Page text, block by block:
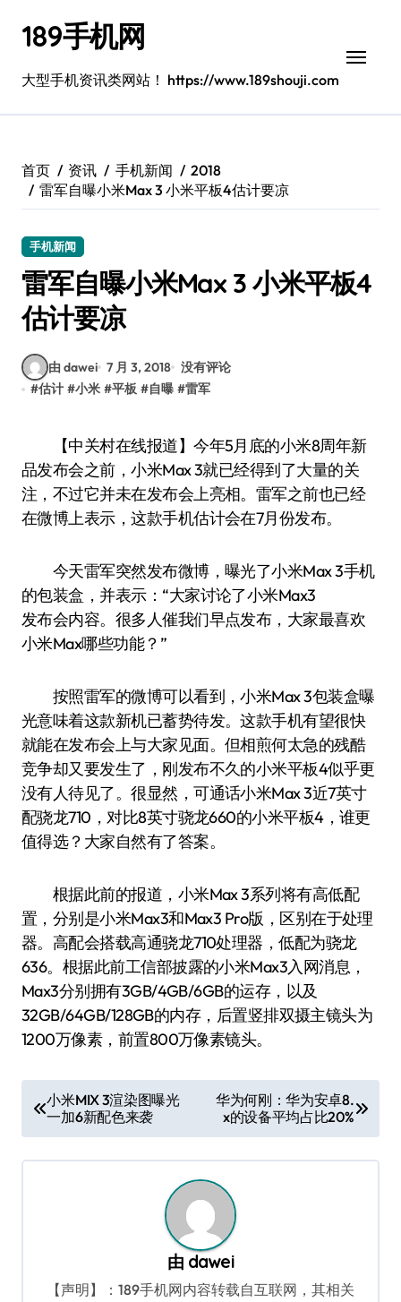
189手机网
大型手机资讯类网站！ https://www.189shouji.com
首页 资讯 手机新闻
2018
雷军自曝小米Max 3 小米平板4估计要凉
手机新闻
雷军自曝小米Max 3 小米平板4
估计要凉
由 dawei 7 月 3, 2018 没有评论
#估计 #小米 #平板 #自曝 #雷军
【中关村在线报道】今年5月底的小米8周年新
品发布会之前，小米Max 3就已经得到了大量的关
注，不过它并未在发布会上亮相。雷军之前也已经
在微博上表示，这款手机估计会在7月份发布。
今天雷军突然发布微博，曝光了小米Max 3手机
的包装盒，并表示：“大家讨论了小米Max3
发布会内容。很多人催我们早点发布，大家最喜欢
小米Max哪些功能？”
按照雷军的微博可以看到，小米Max 3包装盒曝
光意味着这款新机已蓄势待发。这款手机有望很快
就能在发布会上与大家见面。但相煎何太急的残酷
竞争却又要发生了，刚发布不久的小米平板4似乎更
没有人待见了。很显然，可通话小米Max 3近7英寸
配骁龙710，对比8英寸骁龙660的小米平板4，谁更
值得选？大家自然有了答案。
根据此前的报道，小米Max 3系列将有高低配
置，分别是小米Max3和Max3 Pro版，区别在于处理
器。高配会搭载高通骁龙710处理器，低配为骁龙
636。根据此前工信部披露的小米Max3入网消息，
Max3分别拥有3GB/4GB/6GB的运存，以及
32GB/64GB/128GB的内存，后置竖排双摄主镜头为
1200万像素，前置800万像素镜头。
章
导
小米MIX 3渲染图曝光
一加6新配色来袭
华为何刚：华为安卓8.
x的设备平均占比20%
由 dawei
【声明】：189手机网内容转载自互联网，其相关